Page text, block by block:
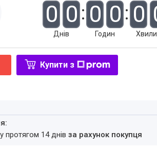
0 0
Днів
0 0
Годин
0
Купити з
протягом 14 днівза рахунок покупця